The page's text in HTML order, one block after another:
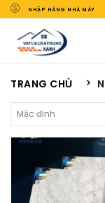
NHẬP HÀNG NHÀ MÁY
TRANG CHỦ